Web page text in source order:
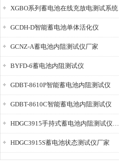
XGBO系列蓄电池在线充放电测试系统
GCDH-D智能蓄电池单体活化仪
GCNZ-A蓄电池内阻测试仪厂家
BYFD-6蓄电池内阻测试仪
GDBT-8610P智能蓄电池内阻测试仪
GDBT-8610C智能蓄电池内阻测试仪
HDGC3915手持式蓄电池内阻测试仪厂家
HDGC3915S蓄电池状态测试仪厂家